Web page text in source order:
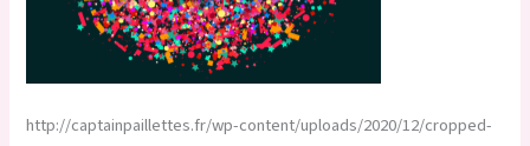
http://captainpaillettes.fr/wp-content/uploads/2020/12/cropped-